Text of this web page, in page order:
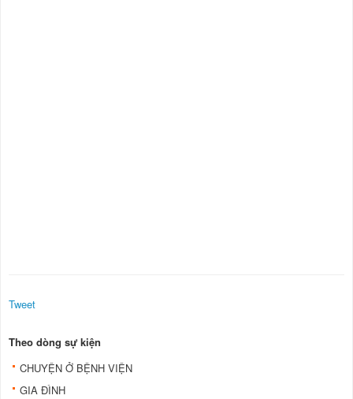
Tweet
Theo dòng sự kiện
CHUYỆN Ở BỆNH VIỆN
GIA ĐÌNH